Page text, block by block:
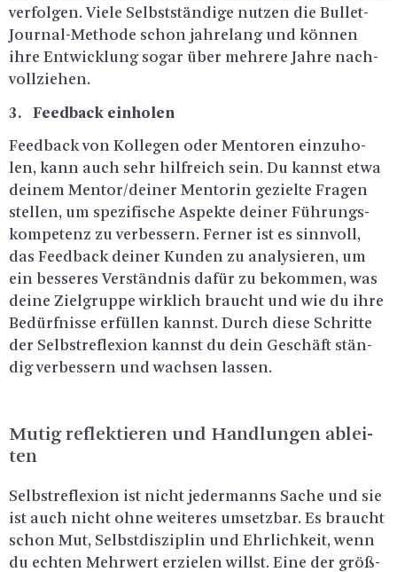
ver­fol­gen. Viele Selbst­stän­di­ge nut­zen die Bul­let-
Jour­nal-Me­tho­de schon jah­re­lang und kön­nen
ihre Ent­wick­lung sogar über meh­re­re Jahre nach­
voll­zie­hen.
3. Feed­back ein­ho­len
Feed­back von Kol­le­gen oder Men­to­ren ein­zu­ho­
len, kann auch sehr hilf­reich sein. Du kannst etwa
dei­nem Men­tor/dei­ner Men­to­rin ge­ziel­te Fra­gen
stel­len, um spe­zi­fi­sche As­pek­te dei­ner Füh­rungs­
kom­pe­tenz zu ver­bes­sern. Fer­ner ist es sinn­voll,
das Feed­back dei­ner Kun­den zu ana­ly­sie­ren, um
ein bes­se­res Ver­ständ­nis dafür zu be­kom­men, was
deine Ziel­grup­pe wirk­lich braucht und wie du ihre
Be­dürf­nis­se er­fül­len kannst. Durch diese Schrit­te
der Selbst­re­fle­xi­on kannst du dein Ge­schäft stän­
dig ver­bes­sern und wach­sen las­sen.
Mutig re­flek­tie­ren und Hand­lun­gen ab­lei­
ten
Selbst­re­fle­xi­on ist nicht je­der­manns Sache und sie
ist auch nicht ohne wei­te­res um­setz­bar. Es braucht
schon Mut, Selbst­dis­zi­plin und Ehr­lich­keit, wenn
du ech­ten Mehr­wert er­zie­len willst. Eine der grö­ß­